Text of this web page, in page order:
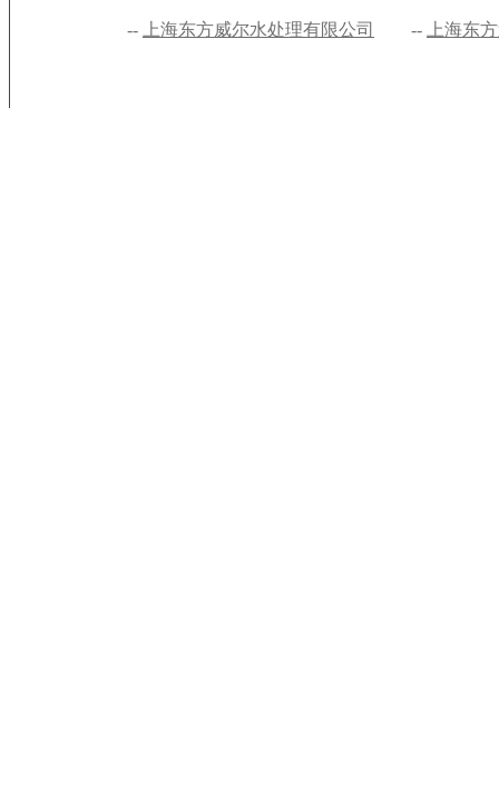
司 上海东方威尔水处理有限公司 上海东